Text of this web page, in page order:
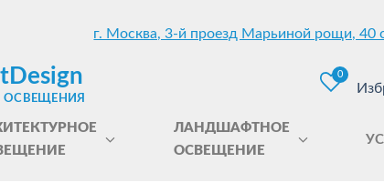
г. Москва, 3-й проезд Марьиной рощи, 40
ОСВЕЩЕНИЯ
0
ЛАНДШАФТНОЕ
ОСВЕЩЕНИЕ